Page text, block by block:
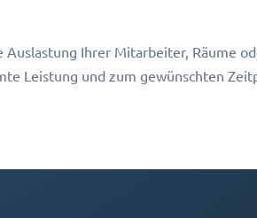
Ihrer Mitarbeiter, Räume
Leistung und zum gewünschten